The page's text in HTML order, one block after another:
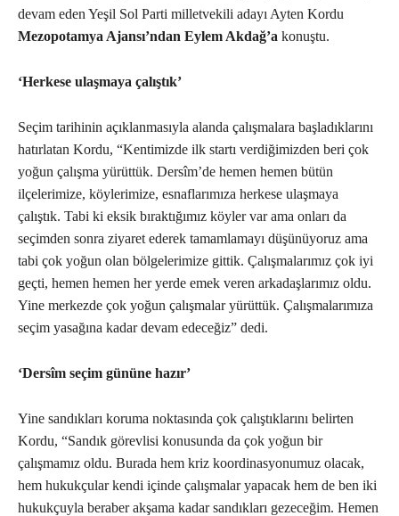
devam eden Yeşil Sol Parti milletvekili adayı Ayten Kordu
Mezopotamya Ajansı’ndan Eylem Akdağ’a konuştu.
‘Herkese ulaşmaya çalıştık’
Seçim tarihinin açıklanmasıyla alanda çalışmalara başladıklarını
hatırlatan Kordu, “Kentimizde ilk startı verdiğimizden beri çok
yoğun çalışma yürüttük. Dersîm’de hemen hemen bütün
ilçelerimize, köylerimize, esnaflarımıza herkese ulaşmaya
çalıştık. Tabi ki eksik bıraktığımız köyler var ama onları da
seçimden sonra ziyaret ederek tamamlamayı düşünüyoruz ama
tabi çok yoğun olan bölgelerimize gittik. Çalışmalarımız çok iyi
geçti, hemen hemen her yerde emek veren arkadaşlarımız oldu.
Yine merkezde çok yoğun çalışmalar yürüttük. Çalışmalarımıza
seçim yasağına kadar devam edeceğiz” dedi.
‘Dersîm seçim gününe hazır’
Yine sandıkları koruma noktasında çok çalıştıklarını belirten
Kordu, “Sandık görevlisi konusunda da çok yoğun bir
çalışmamız oldu. Burada hem kriz koordinasyonumuz olacak,
hem hukukçular kendi içinde çalışmalar yapacak hem de ben iki
hukukçuyla beraber akşama kadar sandıkları gezeceğim. Hemen